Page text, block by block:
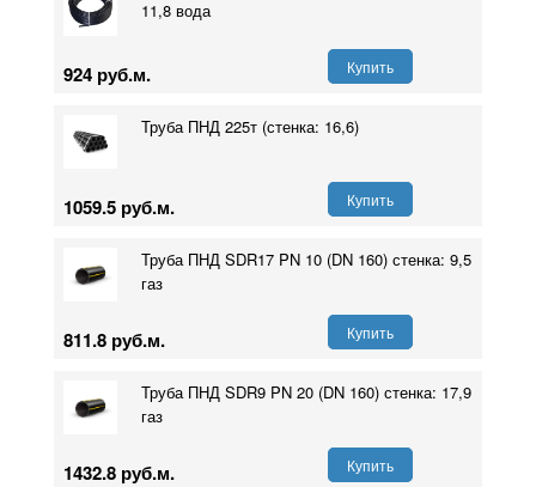
11,8 вода
924 руб.м. Купить
Труба ПНД 225т (стенка: 16,6)
1059.5 руб.м. Купить
Труба ПНД SDR17 PN 10 (DN 160) стенка: 9,5
газ
811.8 руб.м. Купить
Труба ПНД SDR9 PN 20 (DN 160) стенка: 17,9
газ
1432.8 руб.м. Купить